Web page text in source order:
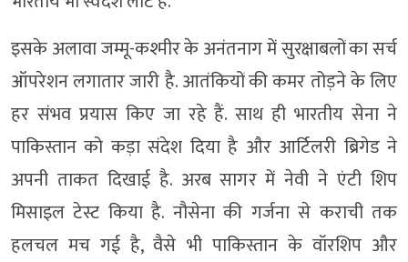
इसके अलावा जम्मू-कश्मीर के अनंतनाग में सुरक्षाबलों का सर्च
ऑपरेशन लगातार जारी है. आतंकियों की कमर तोड़ने के लिए
हर संभव प्रयास किए जा रहे हैं. साथ ही भारतीय सेना ने
पाकिस्तान को कड़ा संदेश दिया है और आर्टिलरी ब्रिगेड ने
अपनी ताकत दिखाई है. अरब सागर में नेवी ने एंटी शिप
मिसाइल टेस्ट किया है. नौसेना की गर्जना से कराची तक
हलचल मच गई है, वैसे भी पाकिस्तान के वॉरशिप और